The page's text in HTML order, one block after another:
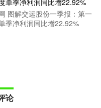
图解交运股份一季报：第一
季净利润同比增22.92%
论